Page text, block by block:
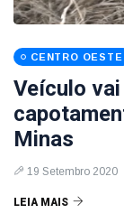
CENTRO OESTE
Veículo
Minas
19 Setembro 2020
LEIA MAIS